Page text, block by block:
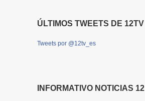
ÚLTIMOS TWEETS DE 12TV
Tweets por @12tv_es
INFORMATIVO NOTICIAS 12